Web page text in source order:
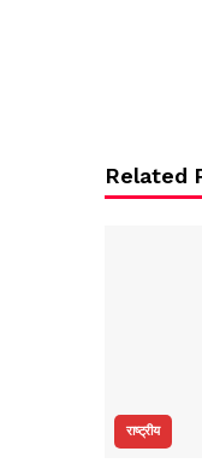
Related
राष्ट्रीय